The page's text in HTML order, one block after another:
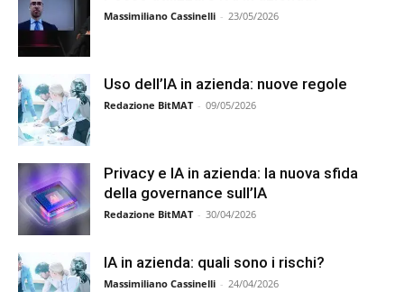
Massimiliano Cassinelli - 23/05/2026
Uso dell’IA in azienda: nuove regole
Redazione BitMAT - 09/05/2026
Privacy e IA in azienda: la nuova sfida
della governance sull’IA
Redazione BitMAT - 30/04/2026
IA in azienda: quali sono i rischi?
Massimiliano Cassinelli - 24/04/2026